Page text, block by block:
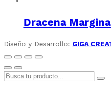
Dracena
Diseño y Desarrollo: GIGA